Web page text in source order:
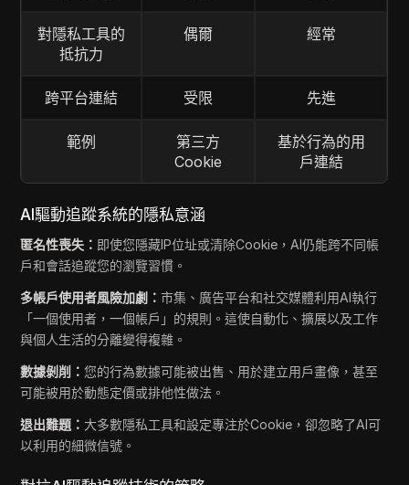
對隱私工具的
抵抗力
偶爾 經常
跨平台連結 受限 先進
範例
第三方
Cookie
基於行為的用
戶連結
AI驅動追蹤系統的隱私意涵
匿名性喪失： 即使您隱藏IP位址或清除Cookie，AI仍能跨不同帳
戶和會話追蹤您的瀏覽習慣。
多帳戶使用者風險加劇：市集、廣告平台和社交媒體利用AI執行
「一個使用者，一個帳戶」的規則。這使自動化、擴展以及工作
與個人生活的分離變得複雜。
數據剝削：您的行為數據可能被出售、用於建立用戶畫像，甚至
可能被用於動態定價或排他性做法。
退出難題： 大多數隱私工具和設定專注於Cookie，卻忽略了AI可
以利用的細微信號。